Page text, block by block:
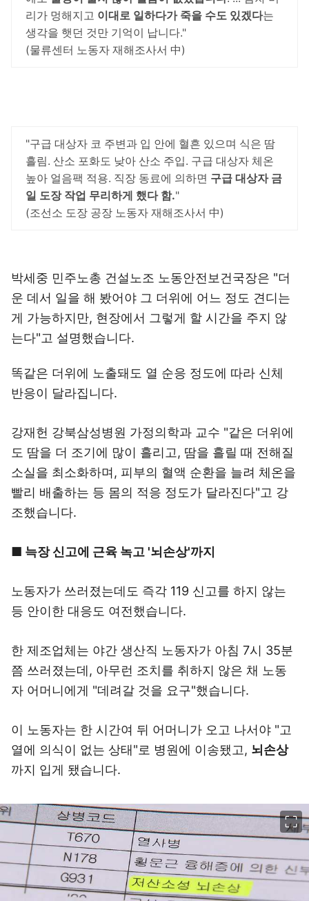
리가 멍해지고 이대로 일하다가 죽을 수도 있겠다는
생각을 햇던 것만 기억이 납니다."
(물류센터 노동자 재해조사서 中)
"구급 대상자 코 주변과 입 안에 혈흔 있으며 식은 땀
흘림. 산소 포화도 낮아 산소 주입. 구급 대상자 체온
높아 얼음팩 적용. 직장 동료에 의하면 구급 대상자 금
일 도장 작업 무리하게 했다 함."
(조선소 도장 공장 노동자 재해조사서 中)
박세중 민주노총 건설노조 노동안전보건국장은 "더
운 데서 일을 해 봤어야 그 더위에 어느 정도 견디는
게 가능하지만, 현장에서 그렇게 할 시간을 주지 않
는다"고 설명했습니다.
똑같은 더위에 노출돼도 열 순응 정도에 따라 신체
반응이 달라집니다.
강재헌 강북삼성병원 가정의학과 교수 "같은 더위에
도 땀을 더 조기에 많이 흘리고, 땀을 흘릴 때 전해질
소실을 최소화하며, 피부의 혈액 순환을 늘려 체온을
빨리 배출하는 등 몸의 적응 정도가 달라진다"고 강
조했습니다.
■ 늑장 신고에 근육 녹고 '뇌손상'까지
노동자가 쓰러졌는데도 즉각 119 신고를 하지 않는
등 안이한 대응도 여전했습니다.
한 제조업체는 야간 생산직 노동자가 아침 7시 35분
쯤 쓰러졌는데, 아무런 조치를 취하지 않은 채 노동
자 어머니에게 "데려갈 것을 요구"했습니다.
이 노동자는 한 시간여 뒤 어머니가 오고 나서야 "고
열에 의식이 없는 상태"로 병원에 이송됐고, 뇌손상
까지 입게 됐습니다.